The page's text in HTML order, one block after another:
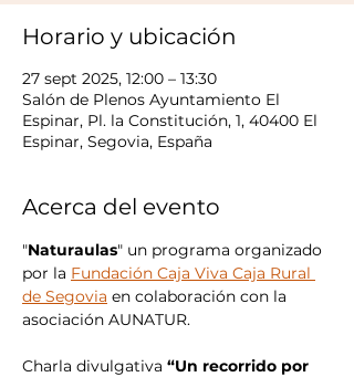
Horario y ubicación
27 sept 2025, 12:00 – 13:30
Salón de Plenos Ayuntamiento El
Espinar, Pl. la Constitución, 1, 40400 El
Espinar, Segovia, España
Acerca del evento
"Naturaulas" un programa organizado
por la Fundación Caja Viva Caja Rural
de Segovia en colaboración con la
asociación AUNATUR.
Charla divulgativa “Un recorrido por